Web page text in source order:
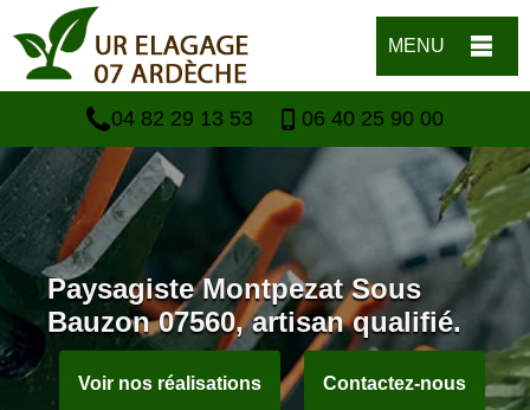
MENU
04 82 29 13 53 06 40 25 90 00
Paysagiste Montpezat Sous
Bauzon 07560, artisan qualifié.
Voir nos réalisations Contactez-nous